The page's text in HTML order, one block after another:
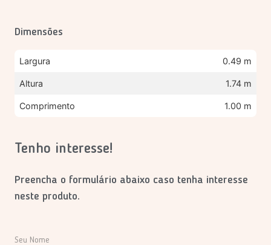
Dimensões
Largura 0.49 m
Altura 1.74 m
Comprimento 1.00 m
Tenho interesse!
Preencha o formulário abaixo caso tenha interesse
neste produto.
Seu Nome